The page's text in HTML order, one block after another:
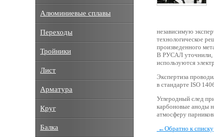
независимую
технологическое
произведенного
В РУСАЛ уточнили,
используются
Экспертиза
в стандарте ISO
Углеродный след
карбоновые аноды
атмосферу
←Обратно к списку
Алюминиевые сплавы
Переходы
Тройники
Лист
Арматура
Круг
Балка